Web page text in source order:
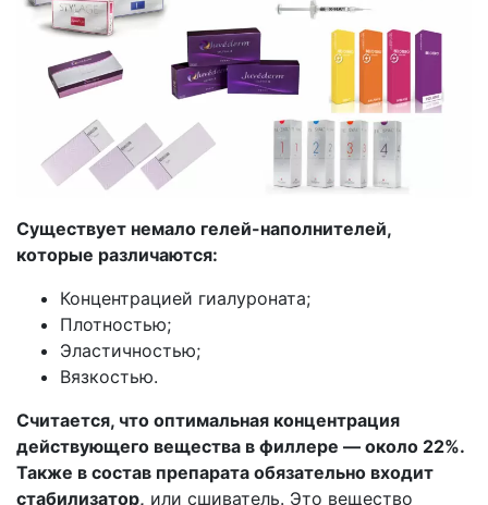
Существует немало гелей-наполнителей,
которые различаются:
Концентрацией гиалуроната;
Плотностью;
Эластичностью;
Вязкостью.
Считается, что оптимальная концентрация
действующего вещества в филлере — около 22%.
Также в состав препарата обязательно входит
стабилизатор, или сшиватель. Это вещество